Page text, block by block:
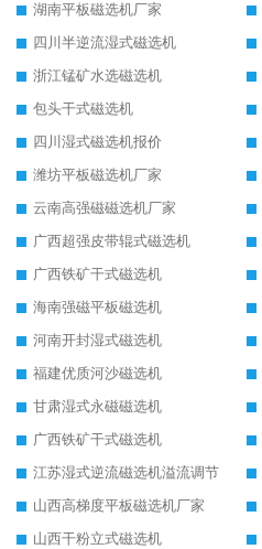
湖南平板磁选机厂家
四川半逆流湿式磁选机
浙江锰矿水选磁选机
包头干式磁选机
四川湿式磁选机报价
潍坊平板磁选机厂家
云南高强磁磁选机厂家
广西超强皮带辊式磁选机
广西铁矿干式磁选机
海南强磁平板磁选机
河南开封湿式磁选机
福建优质河沙磁选机
甘肃湿式永磁磁选机
广西铁矿干式磁选机
江苏湿式逆流磁选机溢流调节
山西高梯度平板磁选机厂家
山西干粉立式磁选机